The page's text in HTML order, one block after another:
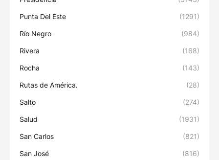
Punta Del Este (1291)
Río Negro (984)
Rivera (168)
Rocha (143)
Rutas de América. (28)
Salto (274)
Salud (1931)
San Carlos (821)
San José (816)